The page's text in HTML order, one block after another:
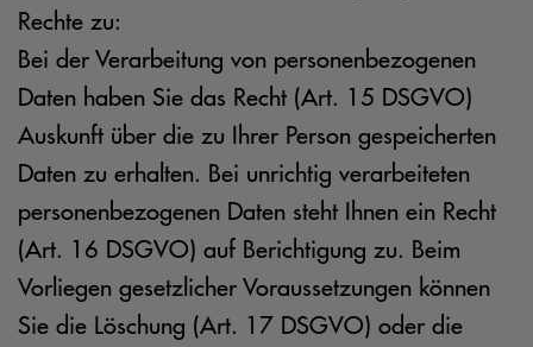
Rechte zu:
Bei der Verarbeitung von personenbezogenen
Daten haben Sie das Recht (Art. 15 DSGVO)
Auskunft über die zu Ihrer Person gespeicherten
Daten zu erhalten. Bei unrichtig verarbeiteten
personenbezogenen Daten steht Ihnen ein Recht
(Art. 16 DSGVO) auf Berichtigung zu. Beim
Vorliegen gesetzlicher Voraussetzungen können
Sie die Löschung (Art. 17 DSGVO) oder die